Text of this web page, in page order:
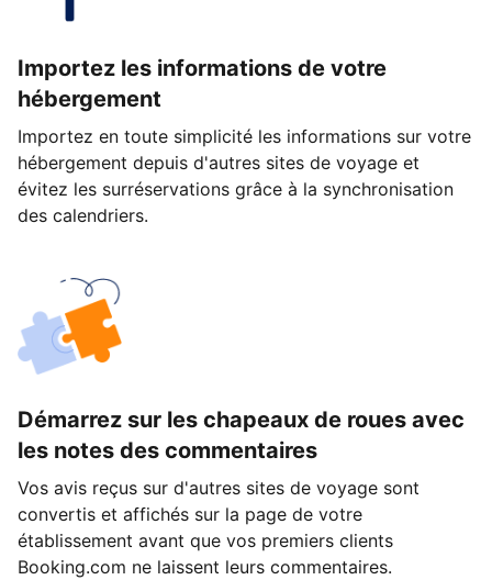
Importez les informations de votre
hébergement
Importez en toute simplicité les informations sur votre
hébergement depuis d'autres sites de voyage et
évitez les surréservations grâce à la synchronisation
des calendriers.
Démarrez sur les chapeaux de roues avec
les notes des commentaires
Vos avis reçus sur d'autres sites de voyage sont
convertis et affichés sur la page de votre
établissement avant que vos premiers clients
Booking.com ne laissent leurs commentaires.